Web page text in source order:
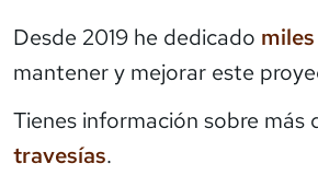
Desde 2019 he dedicado
mantener y mejorar este
Tienes información sobre más
travesías.